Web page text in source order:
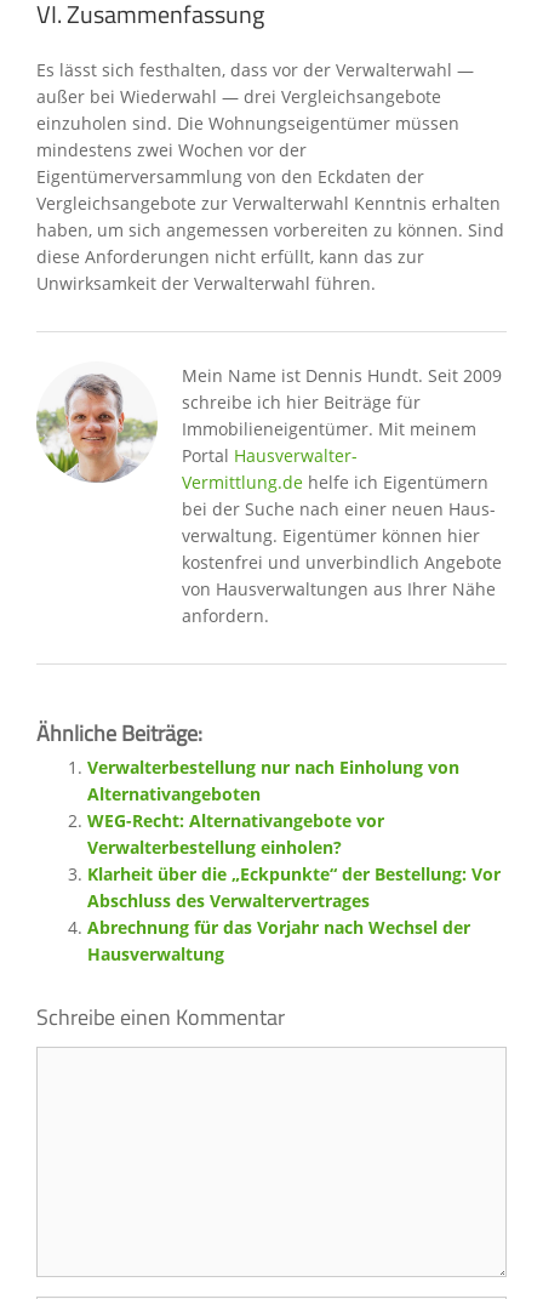
VI. Zusammenfassung
Es lässt sich festhalten, dass vor der Verwalterwahl —
außer bei Wiederwahl — drei Vergleichsangebote
einzuholen sind. Die Wohnungseigentümer müssen
mindestens zwei Wochen vor der
Eigentümerversammlung von den Eckdaten der
Vergleichsangebote zur Verwalterwahl Kenntnis erhalten
haben, um sich angemessen vorbereiten zu können. Sind
diese Anforderungen nicht erfüllt, kann das zur
Unwirksamkeit der Verwalterwahl führen.
Mein Name ist Dennis Hundt. Seit 2009
schreibe ich hier Beiträge für
Immobilien­eigentümer. Mit meinem
Portal Hausver­walter-
Vermittlung.de helfe ich Eigentümern
bei der Suche nach einer neuen Haus­
ver­waltung. Eigentümer können hier
kostenfrei und unverbindlich Angebote
von Hausverwaltungen aus Ihrer Nähe
anfordern.
Ähnliche Beiträge:
Verwalterbestellung nur nach Einholung von
Alternativangeboten
WEG-Recht: Alternativangebote vor
Verwalterbestellung einholen?
Klarheit über die „Eckpunkte“ der Bestellung: Vor
Abschluss des Verwaltervertrages
Abrechnung für das Vorjahr nach Wechsel der
Hausverwaltung
Schreibe einen Kommentar